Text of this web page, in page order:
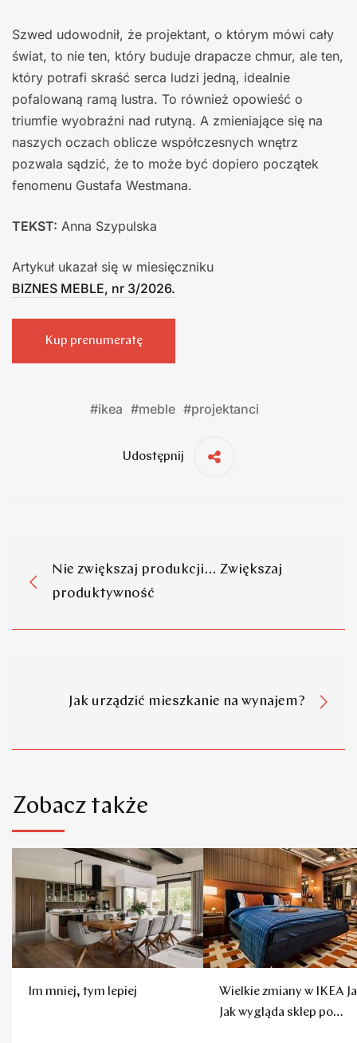
Szwed udowodnił, że projektant, o którym mówi cały
świat, to nie ten, który buduje drapacze chmur, ale ten,
który potrafi skraść serca ludzi jedną, idealnie
pofalowaną ramą lustra. To również opowieść o
triumfie wyobraźni nad rutyną. A zmieniające się na
naszych oczach oblicze współczesnych wnętrz
pozwala sądzić, że to może być dopiero początek
fenomenu Gustafa Westmana.
TEKST: Anna Szypulska
Artykuł ukazał się w miesięczniku
BIZNES MEBLE, nr 3/2026.
Kup prenumeratę
#ikea #meble #projektanci
Udostępnij
Nie zwiększaj produkcji… Zwiększaj
produktywność
Jak urządzić mieszkanie na wynajem?
Zobacz także
Im mniej, tym lepiej
Wielkie zmiany w IKEA
Jak wygląda sklep po